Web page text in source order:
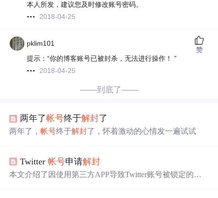
本人所发，建议您及时修改账号密码。
2018-04-25
pklim101
提示：“你的博客账号已被封杀，无法进行操作！ ”
2018-04-25
赞
——到底了——
两年了帐号终于解封了
两年了，帐号终于解封了，怀着激动的心情发一遍试试
Twitter帐号申请解封
本文介绍了因使用第三方APP导致Twitter账号被锁定的经